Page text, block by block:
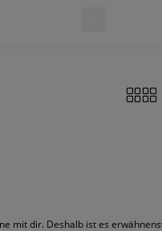
mit dir. Deshalb ist es